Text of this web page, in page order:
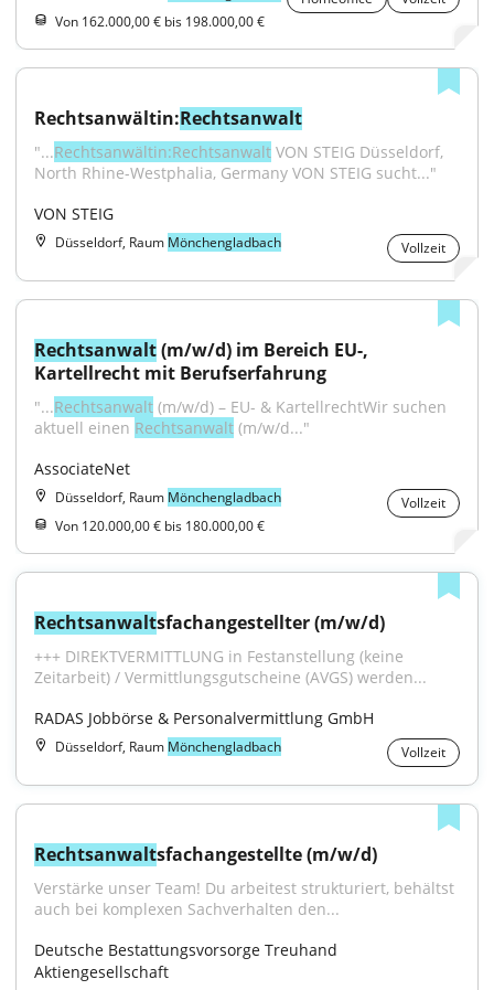
Von 162.000,00 € bis 198.000,00 €
Rechtsanwältin:Rechtsanwalt
"...Rechtsanwältin:Rechtsanwalt VON STEIG Düsseldorf,
North Rhine-Westphalia, Germany VON STEIG sucht..."
VON STEIG
Düsseldorf, Raum Mönchengladbach Vollzeit
Rechtsanwalt (m/w/d) im Bereich EU-,
Kartellrecht mit Berufserfahrung
"...Rechtsanwalt (m/w/d) – EU- & KartellrechtWir suchen
aktuell einen Rechtsanwalt (m/w/d..."
AssociateNet
Düsseldorf, Raum Mönchengladbach
Vollzeit
Von 120.000,00 € bis 180.000,00 €
Rechtsanwalts­fach­angestellter (m/w/d)
+++ DIREKTVERMITTLUNG in Festanstellung (keine
Zeitarbeit) / Vermittlungsgutscheine (AVGS) werden...
RADAS Jobbörse & Personalvermittlung GmbH
Düsseldorf, Raum Mönchengladbach Vollzeit
Rechtsanwaltsfachangestellte (m/w/d)
Verstärke unser Team! Du arbeitest strukturiert, behältst
auch bei komplexen Sachverhalten den...
Deutsche Bestattungsvorsorge Treuhand
Aktiengesellschaft